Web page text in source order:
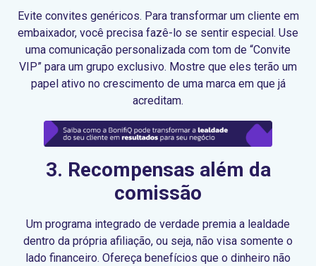
Evite convites genéricos. Para transformar um cliente em
embaixador, você precisa fazê-lo se sentir especial. Use
uma comunicação personalizada com tom de “Convite
VIP” para um grupo exclusivo. Mostre que eles terão um
papel ativo no crescimento de uma marca em que já
acreditam.
3. Recompensas além da
comissão
Um programa integrado de verdade premia a lealdade
dentro da própria afiliação, ou seja, não visa somente o
lado financeiro. Ofereça benefícios que o dinheiro não